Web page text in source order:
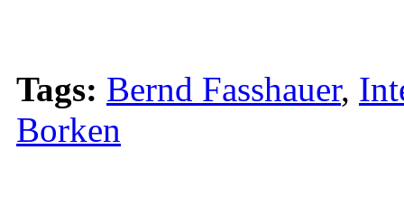
Tags: Bernd Fasshauer,
Borken